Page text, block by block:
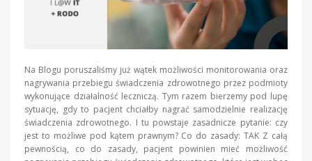
Na Blogu poruszaliśmy już wątek możliwości monitorowania oraz
nagrywania przebiegu świadczenia zdrowotnego przez podmioty
wykonujące działalność leczniczą. Tym razem bierzemy pod lupę
sytuację, gdy to pacjent chciałby nagrać samodzielnie realizację
świadczenia zdrowotnego. I tu powstaje zasadnicze pytanie: czy
jest to możliwe pod kątem prawnym? Co do zasady: TAK Z całą
pewnością, co do zasady, pacjent powinien mieć możliwość